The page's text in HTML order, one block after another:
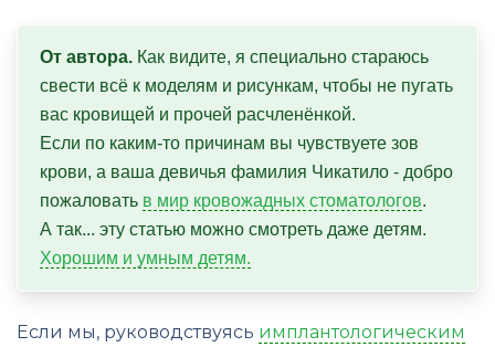
От автора. Как видите, я специально стараюсь
свести всё к моделям и рисункам, чтобы не пугать
вас кровищей и прочей расчленёнкой.
Если по каким-то причинам вы чувствуете зов
крови, а ваша девичья фамилия Чикатило - добро
пожаловать в мир кровожадных стоматологов.
Хорошим и умным детям.
Если мы, руководствуясь имплантологическим